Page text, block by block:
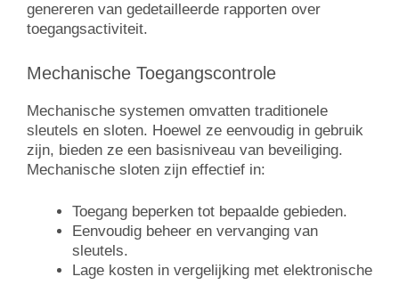
genereren van gedetailleerde rapporten over
toegangsactiviteit.
Mechanische Toegangscontrole
Mechanische systemen omvatten traditionele
sleutels en sloten. Hoewel ze eenvoudig in gebruik
zijn, bieden ze een basisniveau van beveiliging.
Mechanische sloten zijn effectief in:
Toegang beperken tot bepaalde gebieden.
Eenvoudig beheer en vervanging van
sleutels.
Lage kosten in vergelijking met elektronische